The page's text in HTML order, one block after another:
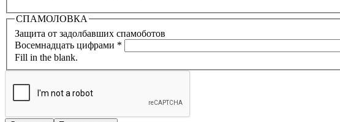
СПАМОЛОВКА
Защита от задолбавших спамоботов
Восемнадцать цифрами *
Fill in the blank.